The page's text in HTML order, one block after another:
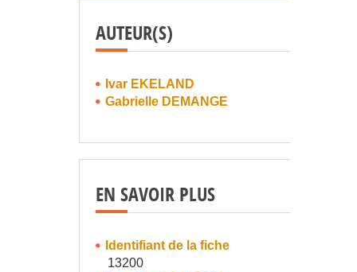
AUTEUR(S)
Ivar EKELAND
Gabrielle DEMANGE
EN SAVOIR PLUS
Identifiant de la fiche
13200